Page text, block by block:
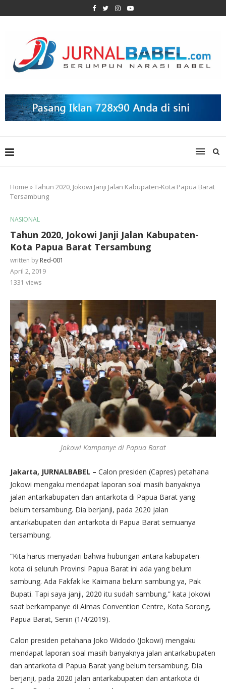
Home »Tahun 2020, Jokowi Janji Jalan Kabupaten-Kota Papua Barat
Tersambung
NASIONAL
Tahun 2020, Jokowi Janji Jalan Kabupaten-
Kota Papua Barat Tersambung
written by Red-001
April 2, 2019
1331 views
Jokowi Kampanye di Papua Barat
Jakarta, JURNALBABEL – Calon presiden (Capres) petahana
Jokowi mengaku mendapat laporan soal masih banyaknya
jalan antarkabupaten dan antarkota di Papua Barat yang
belum tersambung. Dia berjanji, pada 2020 jalan
antarkabupaten dan antarkota di Papua Barat semuanya
tersambung.
“Kita harus menyadari bahwa hubungan antara kabupaten-
kota di seluruh Provinsi Papua Barat ini ada yang belum
sambung. Ada Fakfak ke Kaimana belum sambung ya, Pak
Bupati. Tapi saya janji, 2020 itu sudah sambung,” kata Jokowi
saat berkampanye di Aimas Convention Centre, Kota Sorong,
Papua Barat, Senin (1/4/2019).
Calon presiden petahana Joko Widodo (Jokowi) mengaku
mendapat laporan soal masih banyaknya jalan antarkabupaten
dan antarkota di Papua Barat yang belum tersambung. Dia
berjanji, pada 2020 jalan antarkabupaten dan antarkota di